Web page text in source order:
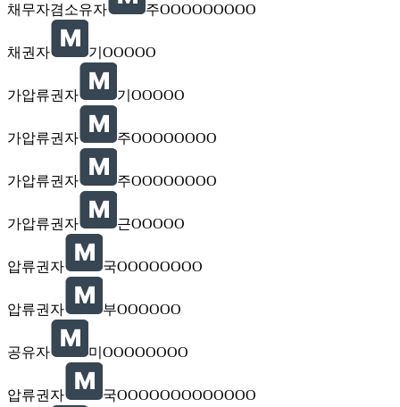
채무자겸소유자 주OOOOOOOOO
채권자 기OOOOO
가압류권자 기OOOOO
가압류권자 주OOOOOOOO
가압류권자 주OOOOOOOO
가압류권자 근OOOOO
압류권자 국OOOOOOOO
압류권자 부OOOOOO
공유자 미OOOOOOOO
압류권자 국OOOOOOOOOOOOO